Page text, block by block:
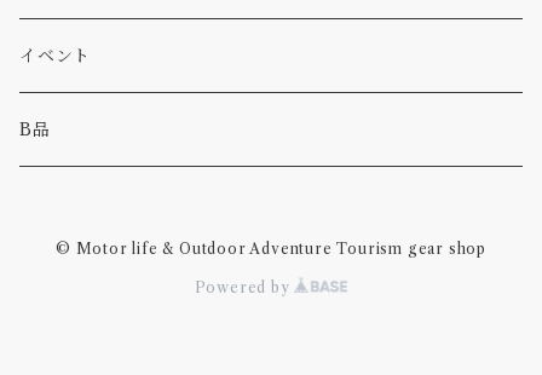
パーカー・トレーナー
カー
キャンプ
イベント
B品
© Motor life & Outdoor Adventure Tourism gear shop
Powered by